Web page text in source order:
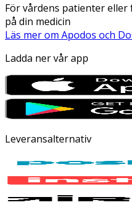
För vårdens patienter
på din medicin
Läs mer om Apodos och
Ladda ner vår app
Leveransalternativ